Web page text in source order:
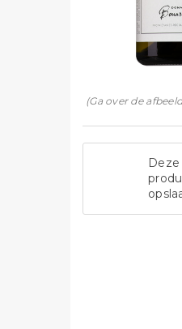
(Ga over de
Deze